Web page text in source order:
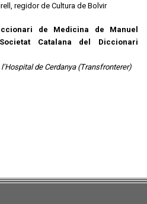
regidor de Cultura de Bolvir
de Medicina de Manuel
Catalana del Diccionari
de Cerdanya (Transfronterer)